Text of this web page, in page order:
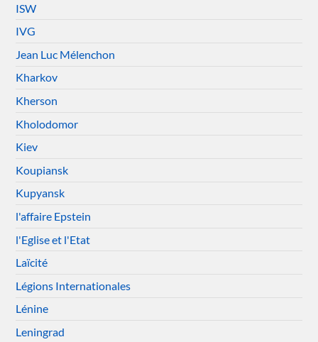
ISW
IVG
Jean Luc Mélenchon
Kharkov
Kherson
Kholodomor
Kiev
Koupiansk
Kupyansk
l'affaire Epstein
l'Eglise et l'Etat
Laïcité
Légions Internationales
Lénine
Leningrad